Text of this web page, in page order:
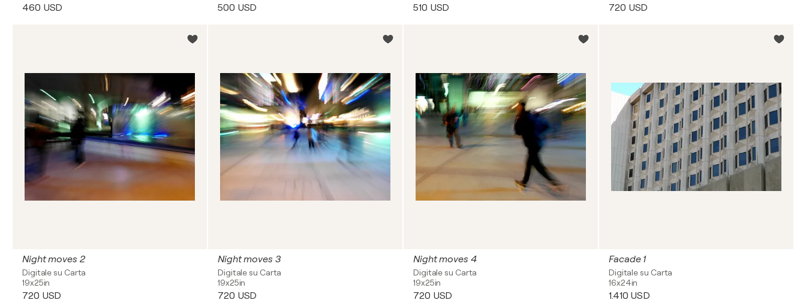
460 USD 500 USD 510 USD 720 USD
Night moves 2
Digitale su Carta
19x25in
720 USD
Night moves 3
Digitale su Carta
19x25in
720 USD
Night moves 4
Digitale su Carta
19x25in
720 USD
Facade 1
Digitale su Carta
16x24in
1.410 USD